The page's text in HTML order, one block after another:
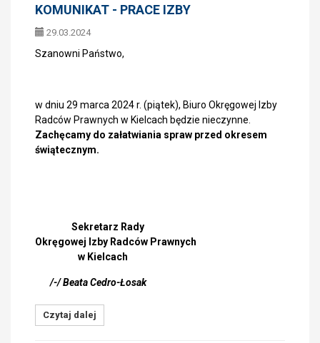
KOMUNIKAT - PRACE IZBY
29.03.2024
Szanowni Państwo,
w dniu 29 marca 2024 r. (piątek), Biuro Okręgowej Izby
Radców Prawnych w Kielcach będzie nieczynne.
Zachęcamy do załatwiania spraw przed okresem
świątecznym.
Sekretarz Rady
Okręgowej Izby Radców Prawnych
w Kielcach
/-/ Beata Cedro-Łosak
Czytaj dalej